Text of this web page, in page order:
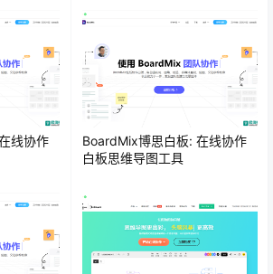
线协作
BoardMix博思白板: 在线协作
白板思维导图工具